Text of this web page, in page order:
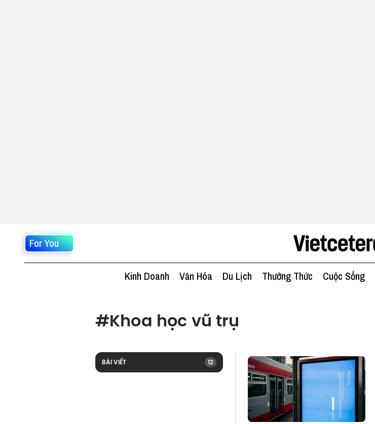
For You
Kinh Doanh Văn Hóa Du Lịch Thưởng Thức Cuộc Sống
#Khoa học vũ trụ
BÀI VIẾT 12